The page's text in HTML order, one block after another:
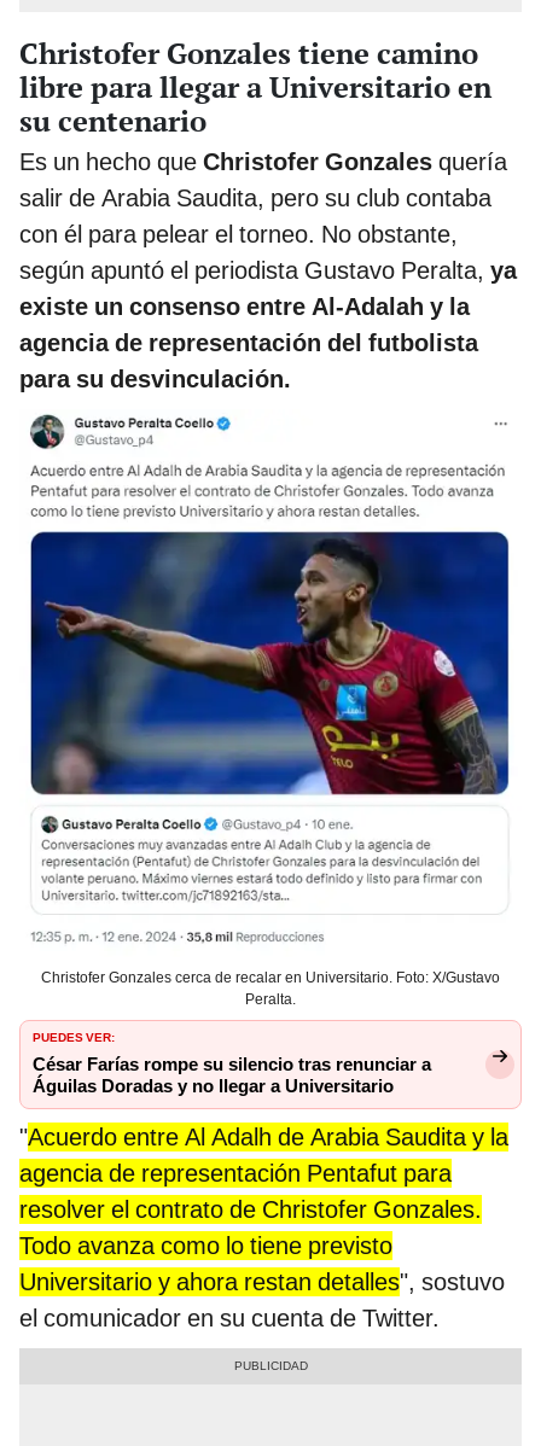
Christofer Gonzales tiene camino
libre para llegar a Universitario en
su centenario
Es un hecho que Christofer Gonzales quería
salir de Arabia Saudita, pero su club contaba
con él para pelear el torneo. No obstante,
según apuntó el periodista Gustavo Peralta, ya
existe un consenso entre Al-Adalah y la
agencia de representación del futbolista
para su desvinculación.
Christofer Gonzales cerca de recalar en Universitario. Foto: X/Gustavo
Peralta.
PUEDES VER:
César Farías rompe su silencio tras renunciar a
Águilas Doradas y no llegar a Universitario
"Acuerdo entre Al Adalh de Arabia Saudita y la
agencia de representación Pentafut para
resolver el contrato de Christofer Gonzales.
Todo avanza como lo tiene previsto
Universitario y ahora restan detalles", sostuvo
el comunicador en su cuenta de Twitter.